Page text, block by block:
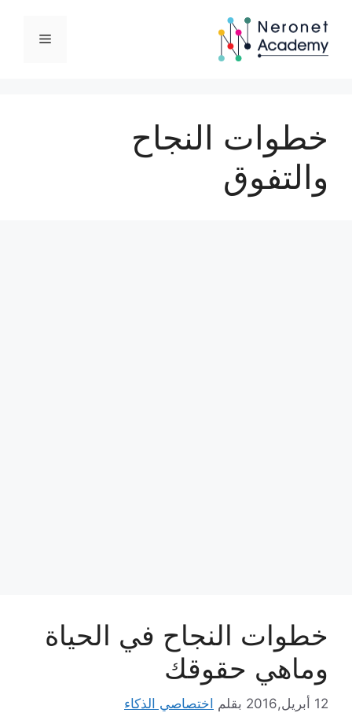
المحتوى
القائمة
خطوات النجاح
والتفوق
خطوات النجاح في الحياة
وماهي حقوقك
12 أبريل,2016 بقلم اختصاصي الذكاء